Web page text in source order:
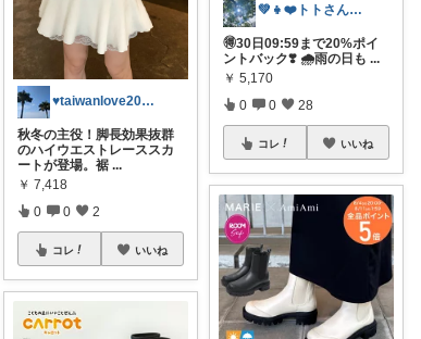
♥taiwanlove2026♥
秋冬の主役！脚長効果抜群
のハイウエストレーススカ
ートが登場。裾 ...
￥ 7,418
0 0 2
コレ いいね
💚👧❤️トトさん 8月🥵
🉐30日09:59まで20%ポイ
ントバック❣️ 🌧️雨の日も ...
￥ 5,170
0 0 28
コレ いいね